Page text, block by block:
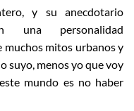
y su anecdotario
una personalidad
mitos urbanos y
suyo, menos yo que voy
mundo es no haber